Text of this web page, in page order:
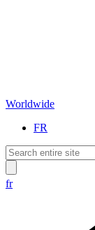
Worldwide
FR
fr